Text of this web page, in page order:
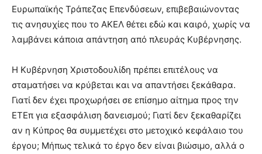
Ευρωπαϊκής Τράπεζας Επενδύσεων, επιβεβαιώνοντας
τις ανησυχίες που το ΑΚΕΛ θέτει εδώ και καιρό, χωρίς να
λαμβάνει κάποια απάντηση από πλευράς Κυβέρνησης.
Η Κυβέρνηση Χριστοδουλίδη πρέπει επιτέλους να
σταματήσει να κρύβεται και να απαντήσει ξεκάθαρα.
Γιατί δεν έχει προχωρήσει σε επίσημο αίτημα προς την
ΕΤΕπ για εξασφάλιση δανεισμού; Γιατί δεν ξεκαθαρίζει
αν η Κύπρος θα συμμετέχει στο μετοχικό κεφάλαιο του
έργου; Μήπως τελικά το έργο δεν είναι βιώσιμο, αλλά ο